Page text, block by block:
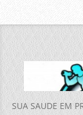
SUA SAUDE EM